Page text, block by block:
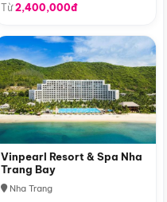
Từ2,400,000đ
Vinpearl Resort & Spa Nha
Trang Bay
Nha Trang